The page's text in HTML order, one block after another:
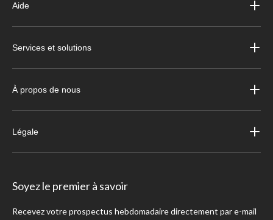
Aide
Services et solutions
À propos de nous
Légale
Soyez le premier à savoir
Recevez votre prospectus hebdomadaire directement par e-mail